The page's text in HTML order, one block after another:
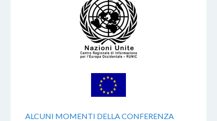
ALCUNI MOMENTI DELLA CONFERENZA